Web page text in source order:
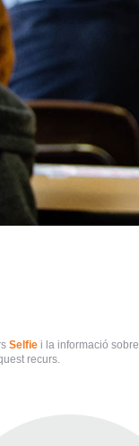
Selfie i la informació
recurs.